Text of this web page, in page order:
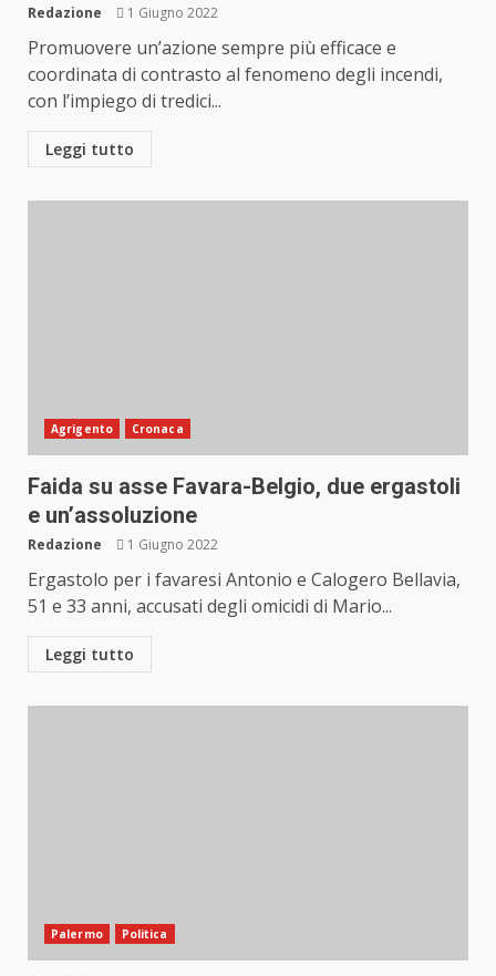
Redazione 1 Giugno 2022
Promuovere un’azione sempre più efficace e
coordinata di contrasto al fenomeno degli incendi,
con l’impiego di tredici...
Leggi tutto
Agrigento Cronaca
Faida su asse Favara-Belgio, due ergastoli
e un’assoluzione
Redazione 1 Giugno 2022
Ergastolo per i favaresi Antonio e Calogero Bellavia,
51 e 33 anni, accusati degli omicidi di Mario...
Leggi tutto
Palermo Politica